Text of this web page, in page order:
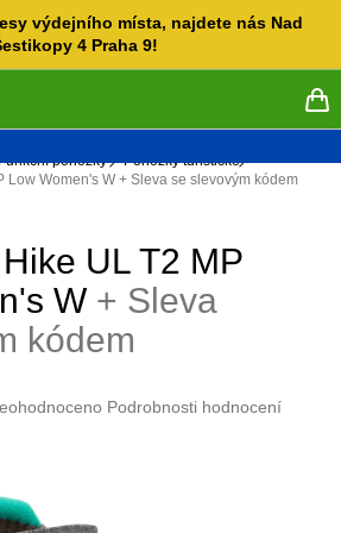
výdejního místa, najdete nás Nad
4 Praha 9!
ponožky
Ponožky turistické
Low Women's W + Sleva se slevovým kódem
UL T2 MP
W + Sleva
kódem
Podrobnosti hodnocení